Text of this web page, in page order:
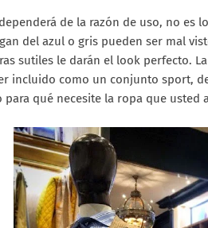
de la razón de uso, no es
del azul o gris pueden ser mal
sutiles le darán el look perfecto.
incluido como un conjunto sport,
para qué necesite la ropa que usted